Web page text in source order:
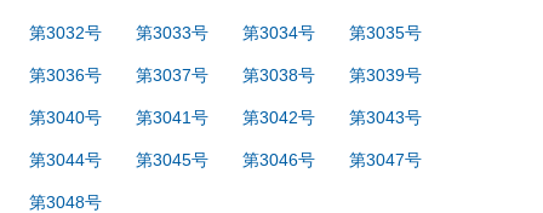
第3032号 第3033号 第3034号 第3035号
第3036号 第3037号 第3038号 第3039号
第3040号 第3041号 第3042号 第3043号
第3044号 第3045号 第3046号 第3047号
第3048号